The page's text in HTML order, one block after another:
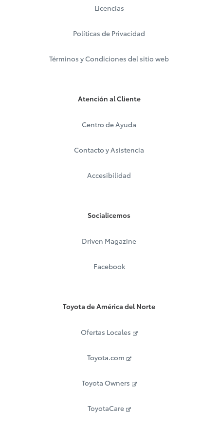
Licencias
Políticas de Privacidad
Términos y Condiciones del sitio web
Atención al Cliente
Centro de Ayuda
Contacto y Asistencia
Accesibilidad
Socialicemos
Driven Magazine
Facebook
Toyota de América del Norte
Ofertas Locales
Toyota.com
Toyota Owners
ToyotaCare